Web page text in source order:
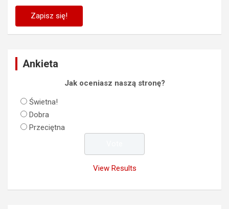
Ankieta
Jak oceniasz naszą stronę?
Świetna!
Dobra
Przeciętna
View Results